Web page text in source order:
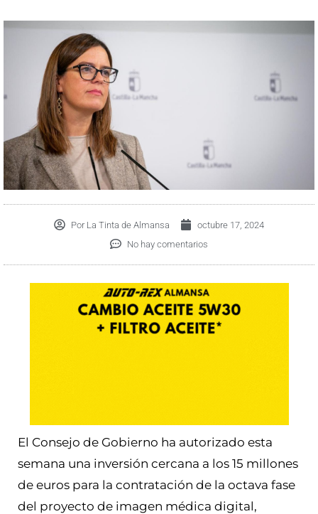
Por La Tinta de Almansa
octubre 17, 2024
No hay comentarios
El Consejo de Gobierno ha autorizado esta
semana una inversión cercana a los 15 millones
de euros para la contratación de la octava fase
del proyecto de imagen médica digital,